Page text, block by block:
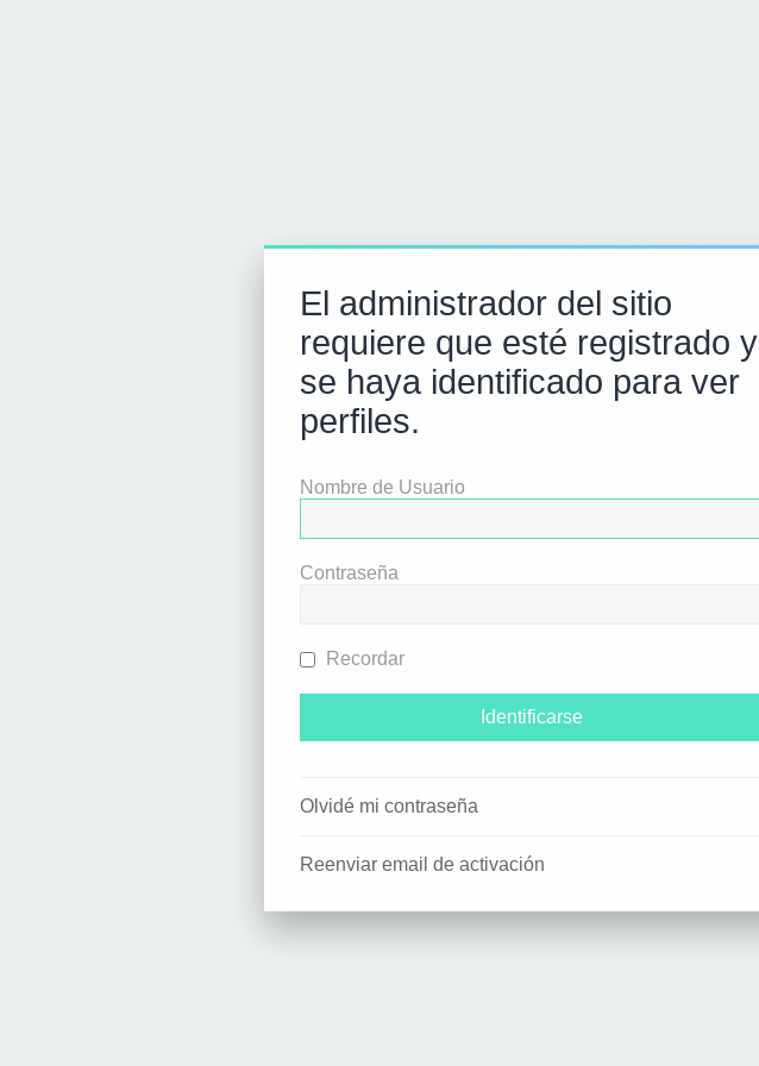
El administrador del sitio
requiere que esté registrado y
se haya identificado para ver
perfiles.
Nombre de Usuario
Contraseña
Recordar
Olvidé mi contraseña
Reenviar email de activación